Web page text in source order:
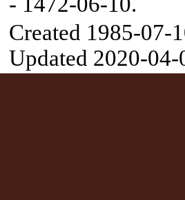
Created 1985-07-
Updated 2020-04-